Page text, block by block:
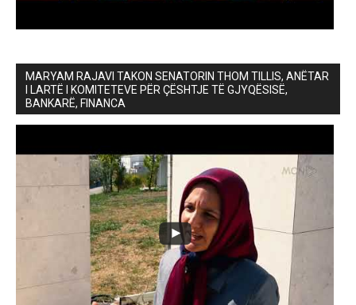
MARYAM RAJAVI TAKON SENATORIN THOM TILLIS, ANËTAR
I LARTË I KOMITETEVE PËR ÇËSHTJE TË GJYQËSISË,
BANKARË, FINANCA